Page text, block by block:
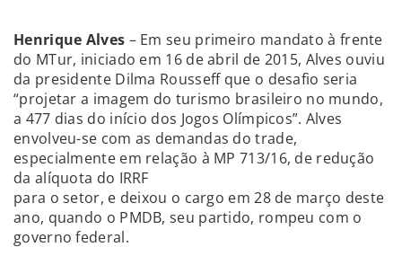
Henrique Alves – Em seu primeiro mandato à frente
do MTur, iniciado em 16 de abril de 2015, Alves ouviu
da presidente Dilma Rousseff que o desafio seria
“projetar a imagem do turismo brasileiro no mundo,
a 477 dias do início dos Jogos Olímpicos”. Alves
envolveu-se com as demandas do trade,
especialmente em relação à MP 713/16, de redução
da alíquota do IRRF
para o setor, e deixou o cargo em 28 de março deste
ano, quando o PMDB, seu partido, rompeu com o
governo federal.